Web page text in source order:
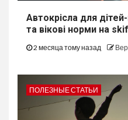
Автокрісла для
та вікові норми на
2 месяца тому назад
ПОЛЕЗНЫЕ СТАТЬИ